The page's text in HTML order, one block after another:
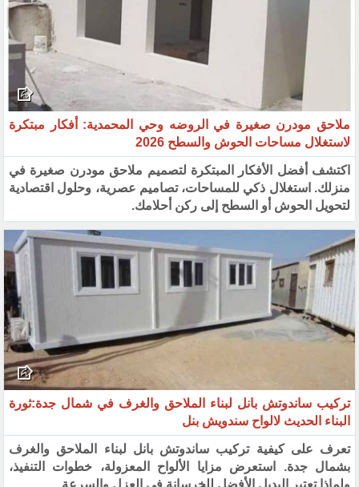
ملاحق مودرن صغيرة في الروضه وحي المحمدية: أفكار مبتكرة
لاستغلال مساحات الحوش والسطح 2026
اكتشف أفضل الأفكار المبتكرة لتصميم ملاحق مودرن صغيرة في
منزلك. استغلال ذكي للمساحات، تصاميم عصرية، وحلول اقتصادية
لتحويل الحوش أو السطح إلى ركن أحلامك.
تركيب ساندوتش بانل لبناء الملاحق والغرف في شمال جدة:ثورة
البناء الحديث لالواح سندويش بنل
تعرف على كيفية تركيب ساندوتش بانل لبناء الملاحق والغرف
بشمال جدة. استعرض مزايا الألواح المعزولة، خطوات التنفيذ،
ولماذا تعتبر البديل الأفضل للخرسانة في العزل والسرعة.